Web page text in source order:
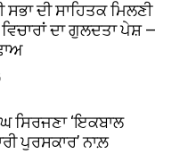
ਸਭਾ ਦੀ ਸਾਹਿਤਕ ਮਿਲਣੀ
ਦਾ ਗੁਲਦਤਾ ਪੇਸ਼ —
ਸਿਰਜਣਾ ‘ਇਕਬਾਲ
ਪੁਰਸਕਾਰ’ ਨਾਲ਼